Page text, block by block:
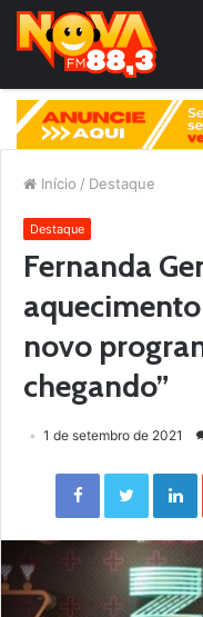
Início / Destaque
Destaque
Fernanda
novo
chegando”
1 de setembro de 2021
Facebook Twitter